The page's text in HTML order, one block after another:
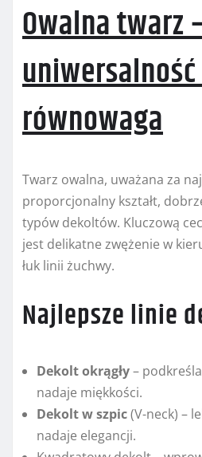
Owalna twarz
równowaga
Twarz owalna, uważana za
proporcjonalny kształt,
typów dekoltów. Kluczową
jest delikatne zwężenie w
łuk linii żuchwy.
Najlepsze linie
Dekolt okrągły–
nadaje miękkości.
Dekolt w szpic(V-neck) –
nadaje elegancji.